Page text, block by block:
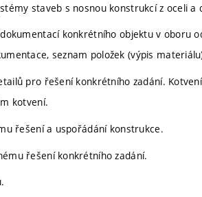
staveb s nosnou konstrukcí z oceli a
konkrétního objektu v oboru
seznam položek (výpis
pro řešení konkrétního zadání.
kotvení.
řešení a uspořádání konstrukce.
řešení konkrétního zadání.